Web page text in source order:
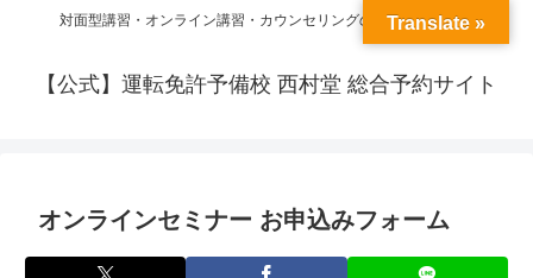
対面型講習・オンライン講習・カウンセリングの予約ができます
【公式】運転免許予備校 西村堂 総合予約サイト
オンラインセミナー お申込みフォーム
Translate »